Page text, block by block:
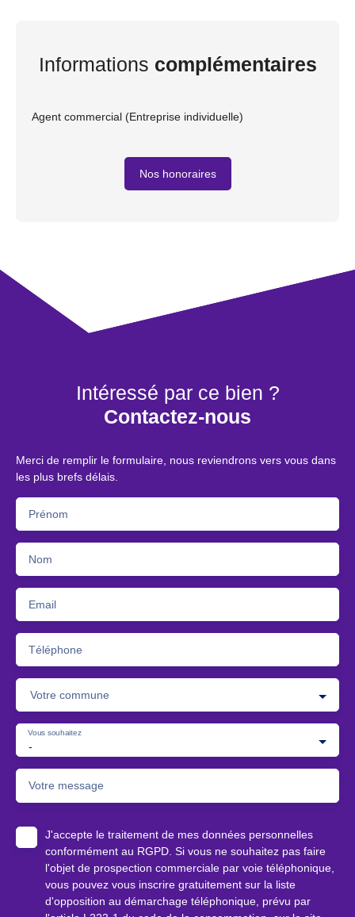
Informations complémentaires
Agent commercial (Entreprise individuelle)
Nos honoraires
Intéressé par ce bien ?
Contactez-nous
Merci de remplir le formulaire, nous reviendrons vers vous dans
les plus brefs délais.
Prénom
Nom
Email
Téléphone
Votre commune
-
Vous souhaitez
Votre message
J'accepte le traitement de mes données personnelles
conformément au RGPD. Si vous ne souhaitez pas faire
l'objet de prospection commerciale par voie téléphonique,
vous pouvez vous inscrire gratuitement sur la liste
d'opposition au démarchage téléphonique, prévu par